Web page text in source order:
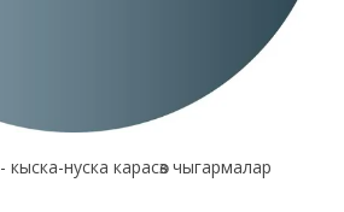
- кыска-нуска карасөз чыгармалар